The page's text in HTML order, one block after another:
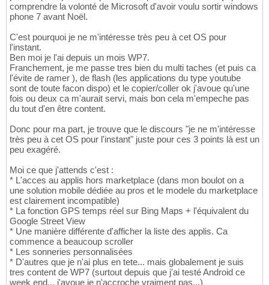
comprendre la volonté de Microsoft d'avoir voulu sortir windows
phone 7 avant Noël.
C'est pourquoi je ne m'intéresse très peu à cet OS pour
l'instant.
Ben moi je l'ai depuis un mois WP7.
Franchement, je me passe tres bien du multi taches (et puis ca
l'évite de ramer ), de flash (les applications du type youtube
sont de toute facon dispo) et le copier/coller ok j'avoue qu'une
fois ou deux ca m'aurait servi, mais bon cela m'empeche pas
du tout d'en être content.
Donc pour ma part, je trouve que le discours "je ne m'intéresse
très peu à cet OS pour l'instant" juste pour ces 3 points là est un
peu exagéré.
Moi ce que j'attends c'est :
* L'acces au applis hors marketplace (dans mon boulot on a
une solution mobile dédiée au pros et le modele du marketplace
est clairement incompatible)
* La fonction GPS temps réel sur Bing Maps + l'équivalent du
Google Street View
* Une manière différente d'afficher la liste des applis. Ca
commence a beaucoup scroller
* Les sonneries personnalisées
* D'autres que je n'ai plus en tete... mais globalement je suis
tres content de WP7 (surtout depuis que j'ai testé Android ce
week end... j'avoue je n'accroche vraiment pas...)